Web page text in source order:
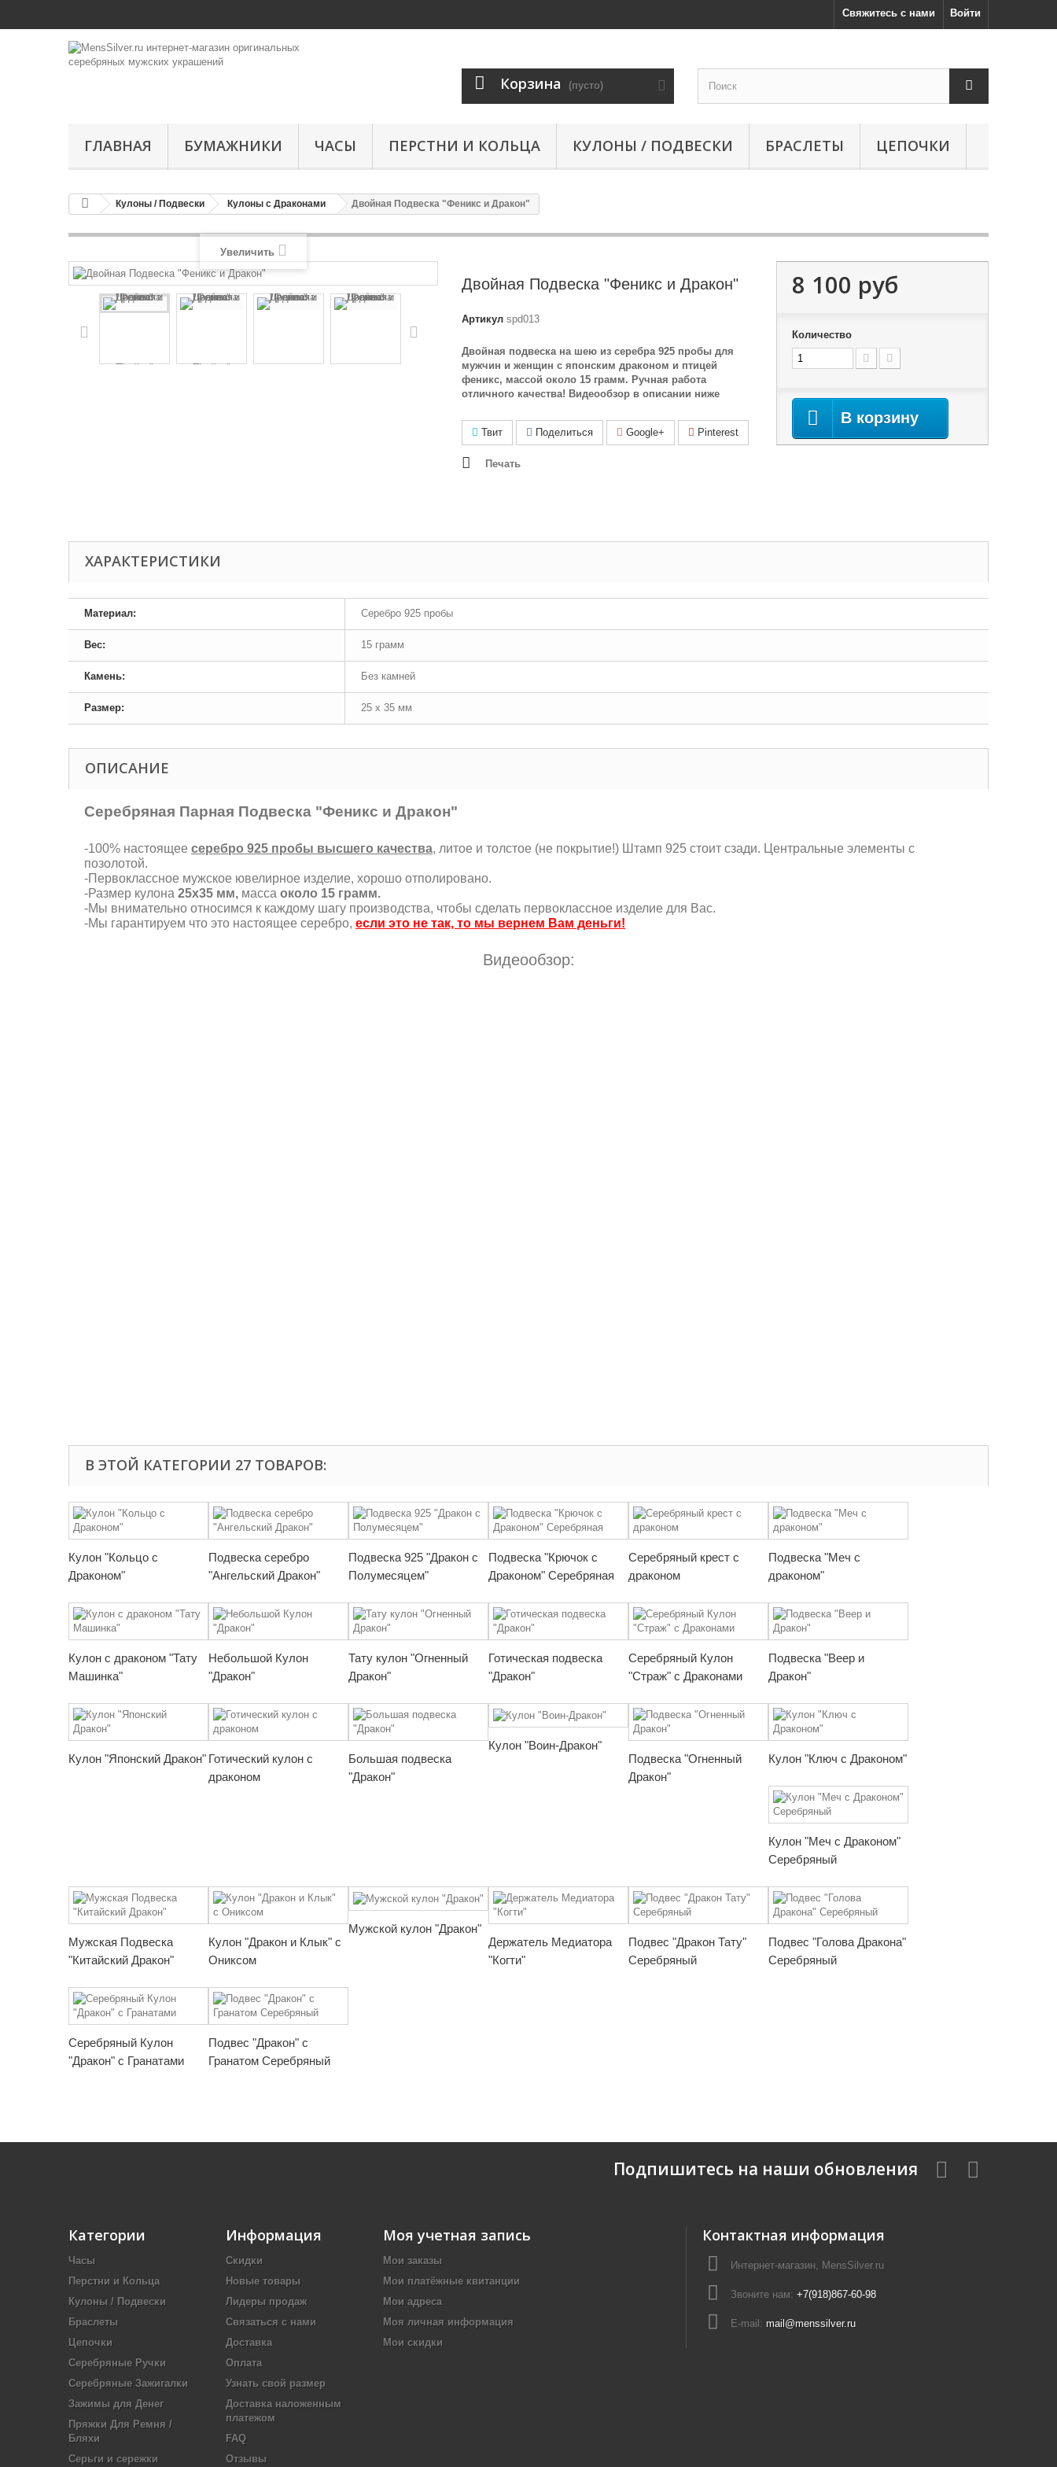
Войти
Свяжитесь с нами
Корзина (пусто)
ГЛАВНАЯ БУМАЖНИКИ ЧАСЫ ПЕРСТНИ И КОЛЬЦА КУЛОНЫ / ПОДВЕСКИ БРАСЛЕТЫ ЦЕПОЧКИ
Кулоны / Подвески Кулоны с Драконами Двойная Подвеска "Феникс и Дракон"
Увеличить
Двойная Подвеска "Феникс и Дракон"
Артикул spd013
Двойная подвеска на шею из серебра 925 пробы для
мужчин и женщин с японским драконом и птицей
феникс, массой около 15 грамм. Ручная работа
отличного качества! Видеообзор в описании ниже
Твит Поделиться Google+ Pinterest
Печать
8 100 руб
Количество
В корзину
ХАРАКТЕРИСТИКИ
Материал: Серебро 925 пробы
Вес: 15 грамм
Камень: Без камней
Размер: 25 х 35 мм
ОПИСАНИЕ
Серебряная Парная Подвеска "Феникс и Дракон"
-100% настоящее серебро 925 пробы высшего качества, литое и толстое (не покрытие!) Штамп 925 стоит сзади. Центральные элементы с
позолотой.
-Первоклассное мужское ювелирное изделие, хорошо отполировано.
-Размер кулона 25х35 мм, масса около 15 грамм.
-Мы внимательно относимся к каждому шагу производства, чтобы сделать первоклассное изделие для Вас.
-Мы гарантируем что это настоящее серебро, если это не так, то мы вернем Вам деньги!
Видеообзор:
В ЭТОЙ КАТЕГОРИИ 27 ТОВАРОВ:
Кулон "Кольцо с
Драконом"
Подвеска серебро
"Ангельский Дракон"
Подвеска 925 "Дракон с
Полумесяцем"
Подвеска "Крючок с
Драконом" Серебряная
Серебряный крест с
драконом
Подвеска "Меч с
драконом"
Кулон с драконом "Тату
Машинка"
Небольшой Кулон
"Дракон"
Тату кулон "Огненный
Дракон"
Готическая подвеска
"Дракон"
Серебряный Кулон
"Страж" с Драконами
Подвеска "Веер и
Дракон"
Кулон "Японский Дракон" Готический кулон с
драконом
Большая подвеска
"Дракон"
Кулон "Воин-Дракон"
Подвеска "Огненный
Дракон"
Кулон "Ключ с Драконом"
Кулон "Меч с Драконом"
Серебряный
Мужская Подвеска
"Китайский Дракон"
Кулон "Дракон и Клык" с
Ониксом
Мужской кулон "Дракон"
Держатель Медиатора
"Когти"
Подвес "Дракон Тату"
Серебряный
Подвес "Голова Дракона"
Серебряный
Серебряный Кулон
"Дракон" с Гранатами
Подвес "Дракон" с
Гранатом Серебряный
Подпишитесь на наши обновления
Категории
Часы
Перстни и Кольца
Кулоны / Подвески
Браслеты
Цепочки
Серебряные Ручки
Серебряные Зажигалки
Зажимы для Денег
Пряжки Для Ремня /
Бляхи
Серьги и сережки
Информация
Скидки
Новые товары
Лидеры продаж
Связаться с нами
Доставка
Оплата
Узнать свой размер
Доставка наложенным
платежом
FAQ
Отзывы
Моя учетная запись
Мои заказы
Мои платёжные квитанции
Мои адреса
Моя личная информация
Мои скидки
Контактная информация
Интернет-магазин, MensSilver.ru
Звоните нам: +7(918)867-60-98
E-mail: mail@menssilver.ru